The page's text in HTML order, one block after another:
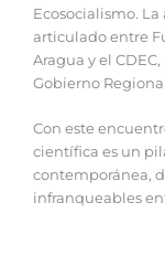
Ecosocialismo.
articulado entre
Aragua y el
Gobierno
Con este
científica es un
contemporánea,
infranqueables